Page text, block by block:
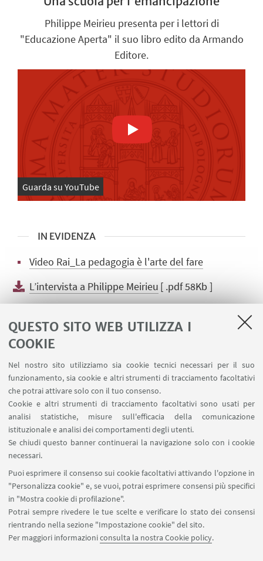
QUESTO SITO WEB UTILIZZA I
COOKIE
Nel nostro sito utilizziamo sia cookie tecnici necessari per il suo
funzionamento, sia cookie e altri strumenti di tracciamento facoltativi
che potrai attivare solo con il tuo consenso.
Cookie e altri strumenti di tracciamento facoltativi sono usati per
analisi statistiche, misure sull'efficacia della comunicazione
istituzionale e analisi dei comportamenti degli utenti.
Se chiudi questo banner continuerai la navigazione solo con i cookie
necessari.
Puoi esprimere il consenso sui cookie facoltativi attivando l'opzione in
"Personalizza cookie" e, se vuoi, potrai esprimere consensi più specifici
in "Mostra cookie di profilazione".
Potrai sempre rivedere le tue scelte e verificare lo stato dei consensi
rientrando nella sezione "Impostazione cookie" del sito.
Per maggiori informazioniconsulta la nostra Cookie policy.
Philippe Meirieu presenta per i lettori di
"Educazione Aperta" il suo libro edito da Armando
Editore.
Guarda su YouTube
IN EVIDENZA
Video Rai_La pedagogia è l'arte del fare
L’intervista a Philippe Meirieu [ .pdf 58Kb ]
Meirieu
Che cos'è la scuola attiva?
Intervista a cura dell'Associazione "Gessetti
Colorati" al pedagogista Enrico Bottero sui principi
pedagogici della Scuola Attiva.